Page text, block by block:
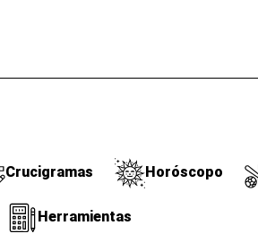
Crucigramas Horóscopo
Herramientas